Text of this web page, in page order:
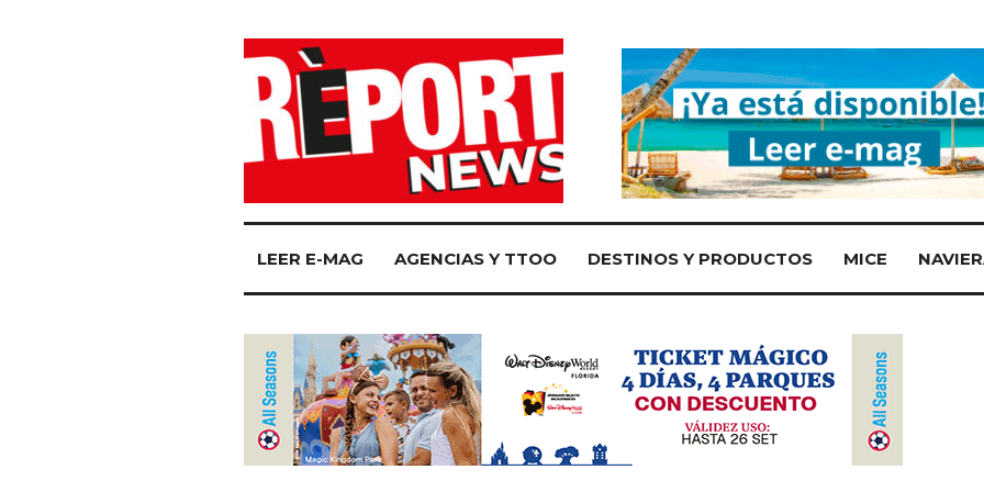
LEER E-MAG AGENCIAS Y TTOO DESTINOS Y PRODUCTOS MICE